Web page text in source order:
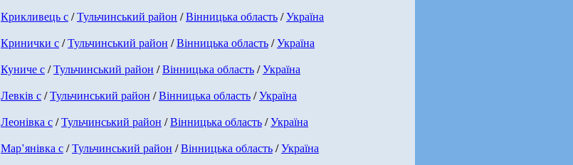
Крикливець с/Тульчинський район /Вінницька область/Україна
Кринички с/Тульчинський район /Вінницька область/Україна
Куниче с/Тульчинський район /Вінницька область/Україна
Левків с/Тульчинський район /Вінницька область/Україна
Леонівка с/Тульчинський район /Вінницька область/Україна
Мар’янівка с/Тульчинський район /Вінницька область/Україна